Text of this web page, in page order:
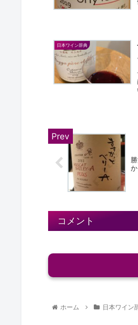
日本ワイン辞典
コメント
ホーム 日本ワイン